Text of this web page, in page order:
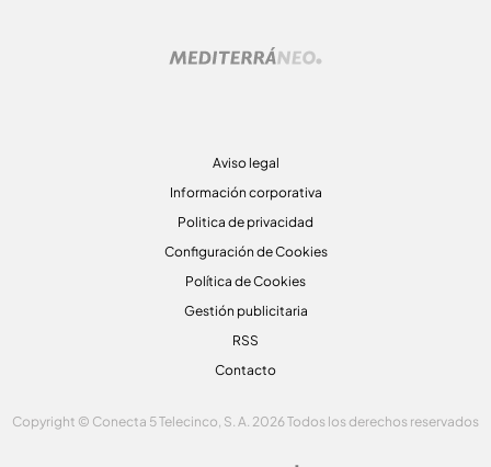
Aviso legal
Información corporativa
Politica de privacidad
Configuración de Cookies
Política de Cookies
Gestión publicitaria
RSS
Contacto
Copyright © Conecta 5 Telecinco, S. A. 2026 Todos los derechos reservados